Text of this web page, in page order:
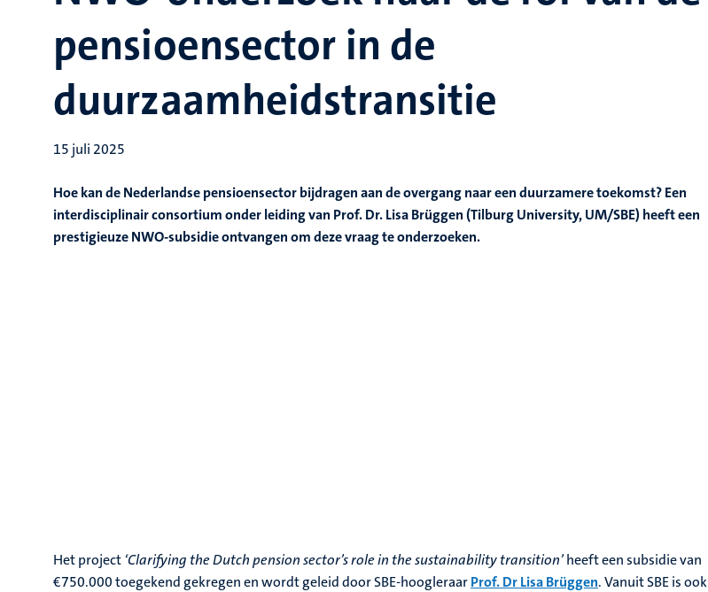
pensioensector in de
duurzaamheidstransitie
15 juli 2025
Hoe kan de Nederlandse pensioensector bijdragen aan de overgang naar een duurzamere toekomst? Een
interdisciplinair consortium onder leiding van Prof. Dr. Lisa Brüggen (Tilburg University, UM/SBE) heeft een
prestigieuze NWO-subsidie ontvangen om deze vraag te onderzoeken.
Het project ‘Clarifying the Dutch pension sector’s role in the sustainability transition’heeft een subsidie van
€750.000 toegekend gekregen en wordt geleid door SBE-hoogleraarProf. Dr Lisa Brüggen. Vanuit SBE is ook